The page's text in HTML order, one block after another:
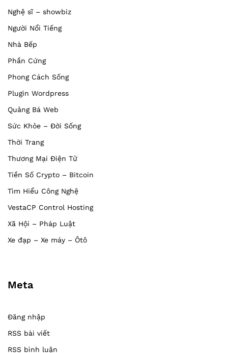
Nghệ sĩ – showbiz
Người Nổi Tiếng
Nhà Bếp
Phần Cứng
Phong Cách Sống
Plugin Wordpress
Quảng Bá Web
Sức Khỏe – Đời Sống
Thời Trang
Thương Mại Điện Tử
Tiền Số Crypto – Bitcoin
Tìm Hiểu Công Nghệ
VestaCP Control Hosting
Xã Hội – Pháp Luật
Xe đạp – Xe máy – Ôtô
Meta
Đăng nhập
RSS bài viết
RSS bình luận